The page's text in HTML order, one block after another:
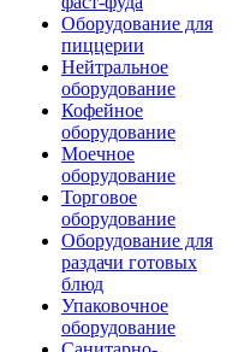
Оборудование для
пиццерии
Нейтральное
оборудование
Кофейное
оборудование
Моечное
оборудование
Торговое
оборудование
Оборудование для
раздачи готовых
блюд
Упаковочное
оборудование